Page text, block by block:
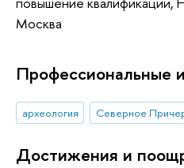
Москва
Профессиональные
археология Северное
Достижения и